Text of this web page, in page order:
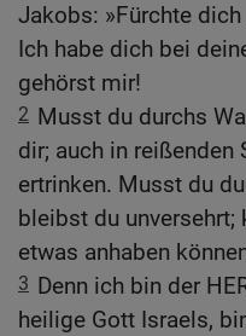
Jakobs: »Fürchte
Ich habe dich bei
gehörst mir!
2 Musst du durchs
dir; auch in
ertrinken. Musst du
bleibst du
etwas anhaben
3 Denn ich bin der
heilige Gott Israels,